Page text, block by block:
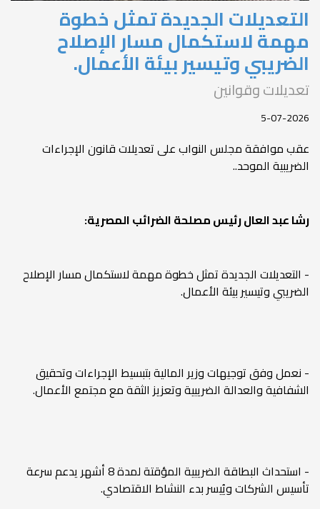
التعديلات الجديدة تمثل خطوة
مهمة لاستكمال مسار الإصلاح
الضريبي وتيسير بيئة الأعمال.
تعديلات وقوانين
5-07-2026
عقب موافقة مجلس النواب على تعديلات قانون الإجراءات
الضريبية الموحد..
رشا عبد العال رئيس مصلحة الضرائب المصرية:
- التعديلات الجديدة تمثل خطوة مهمة لاستكمال مسار الإصلاح
الضريبي وتيسير بيئة الأعمال.
- نعمل وفق توجيهات وزير المالية بتبسيط الإجراءات وتحقيق
الشفافية والعدالة الضريبية وتعزيز الثقة مع مجتمع الأعمال.
- استحداث البطاقة الضريبية المؤقتة لمدة 8 أشهر يدعم سرعة
تأسيس الشركات ويُيسر بدء النشاط الاقتصادي.